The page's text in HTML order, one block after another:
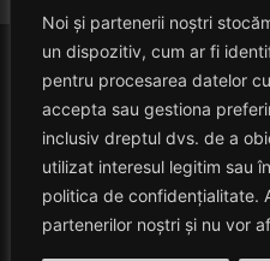
Noi și partenerii noștri
un dispozitiv, cum ar fi
pentru procesarea datelor
accepta sau gestiona
inclusiv dreptul dvs. de a
utilizat interesul legitim sau
politica de confidențialitate.
partenerilor noștri și nu vor